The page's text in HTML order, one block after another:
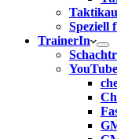
Speziell
TrainerIn